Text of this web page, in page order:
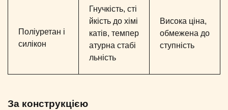
Поліуретан і
силікон
Гнучкість, сті
йкість до хімі
катів, темпер
атурна стабі
льність
Висока ціна,
обмежена до
ступність
За конструкцією